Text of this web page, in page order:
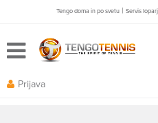
Tengo doma in po svetu | Servis
Prijava